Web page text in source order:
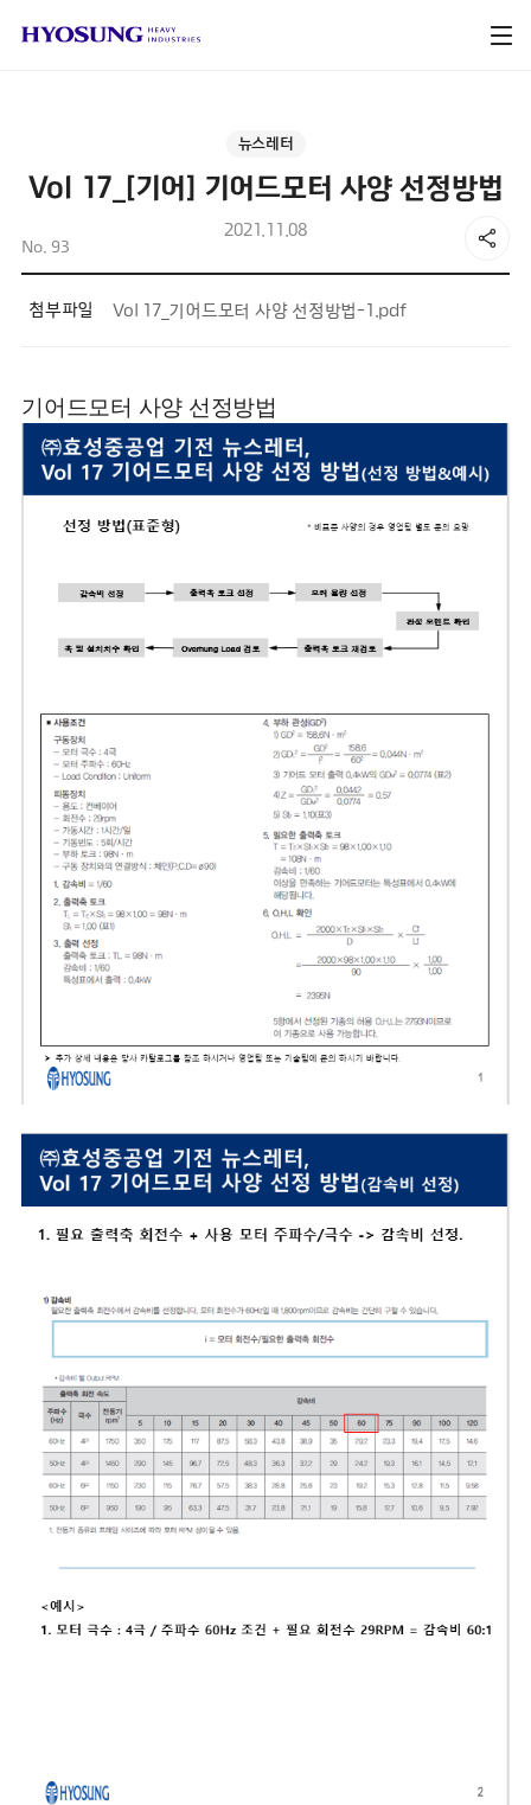
뉴스레터
Vol 17_[기어] 기어드모터 사양 선정방법
2021.11.08
No. 93
첨부파일 Vol 17_기어드모터 사양 선정방법-1.pdf
기어드모터 사양 선정방법